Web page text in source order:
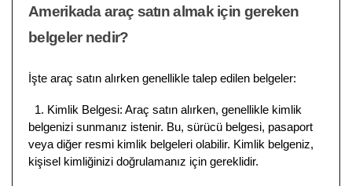
Amerikada araç satın almak için gereken
belgeler nedir?
İşte araç satın alırken genellikle talep edilen belgeler:
1. Kimlik Belgesi: Araç satın alırken, genellikle kimlik
belgenizi sunmanız istenir. Bu, sürücü belgesi, pasaport
veya diğer resmi kimlik belgeleri olabilir. Kimlik belgeniz,
kişisel kimliğinizi doğrulamanız için gereklidir.